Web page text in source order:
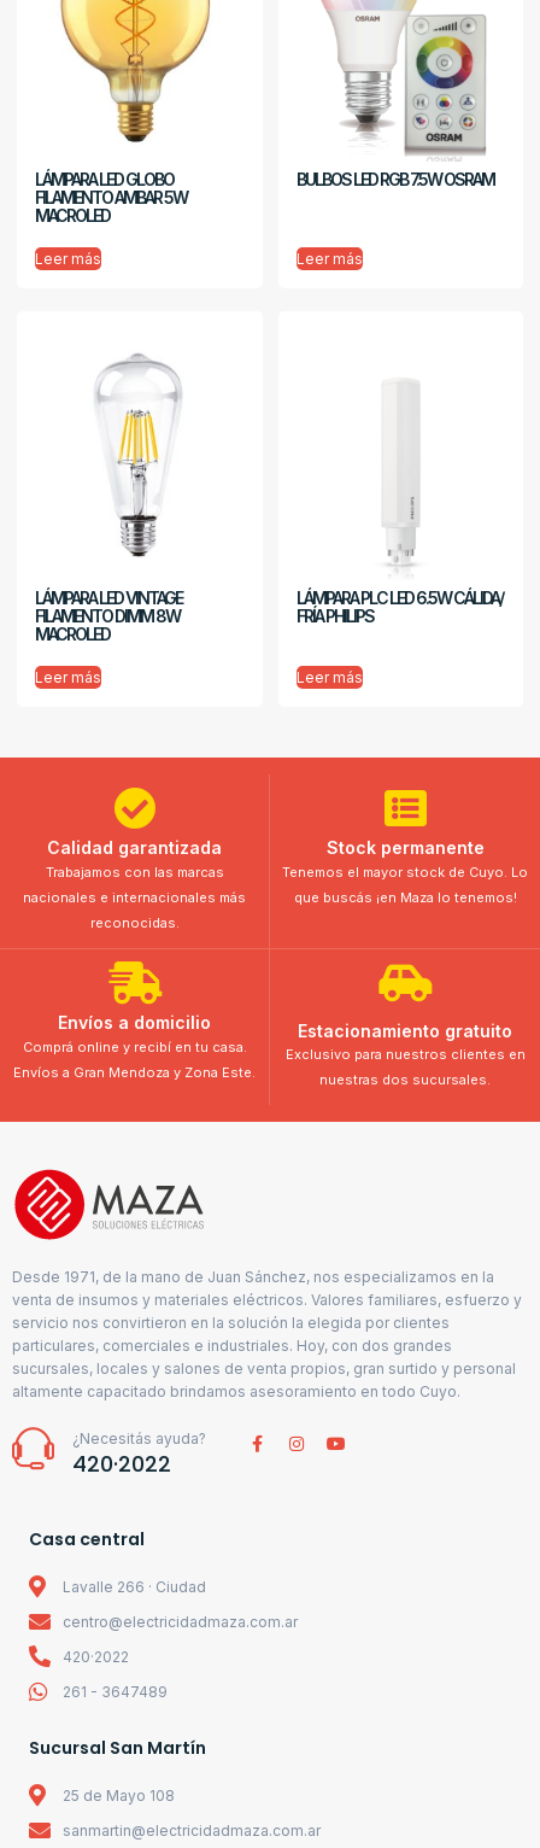
LÁMPARA LED GLOBO
FILAMENTO AMBAR 5W
MACROLED
Leer más
BULBOS LED RGB 7.5W OSRAM
Leer más
LÁMPARA LED VINTAGE
FILAMENTO DIMM 8W
MACROLED
Leer más
LÁMPARA PLC LED 6.5W CÁLIDA/
FRÍA PHILIPS
Leer más
Calidad garantizada
Trabajamos con las marcas
nacionales e internacionales más
reconocidas.
Stock permanente
Tenemos el mayor stock de Cuyo. Lo
que buscás ¡en Maza lo tenemos!
Envíos a domicilio
Comprá online y recibí en tu casa.
Envíos a Gran Mendoza y Zona Este.
Estacionamiento gratuito
Exclusivo para nuestros clientes en
nuestras dos sucursales.
Desde 1971, de la mano de Juan Sánchez, nos especializamos en la
venta de insumos y materiales eléctricos. Valores familiares, esfuerzo y
servicio nos convirtieron en la solución la elegida por clientes
particulares, comerciales e industriales. Hoy, con dos grandes
sucursales, locales y salones de venta propios, gran surtido y personal
altamente capacitado brindamos asesoramiento en todo Cuyo.
¿Necesitás ayuda?
420·2022
Casa central
Lavalle 266 · Ciudad
centro@electricidadmaza.com.ar
420·2022
261 - 3647489
Sucursal San Martín
25 de Mayo 108
sanmartin@electricidadmaza.com.ar